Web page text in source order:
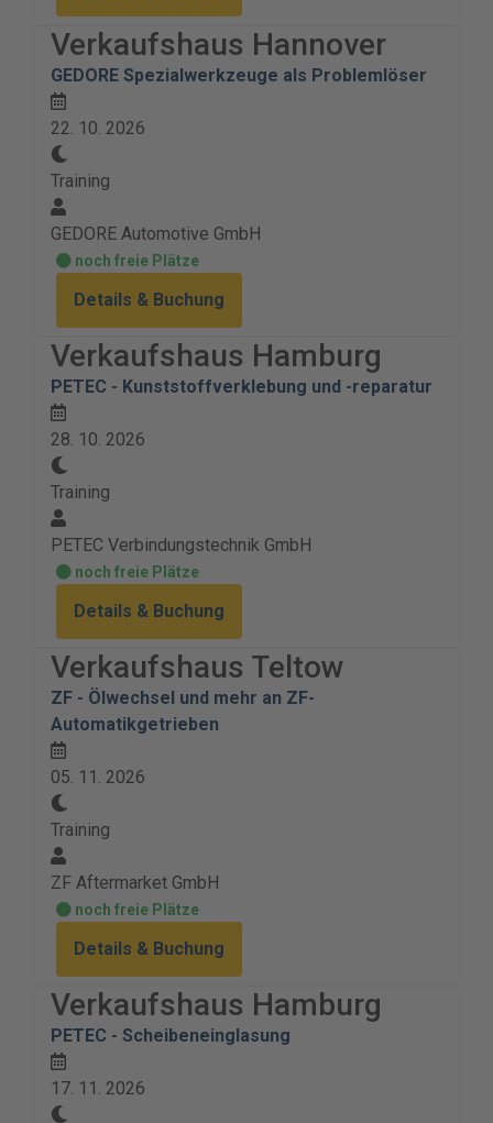
Verkaufshaus Hannover
GEDORE Spezialwerkzeuge als Problemlöser
22. 10. 2026
Training
GEDORE Automotive GmbH
noch freie Plätze
Details & Buchung
Verkaufshaus Hamburg
PETEC - Kunststoffverklebung und -reparatur
28. 10. 2026
Training
PETEC Verbindungstechnik GmbH
noch freie Plätze
Details & Buchung
Verkaufshaus Teltow
ZF - Ölwechsel und mehr an ZF-
Automatikgetrieben
05. 11. 2026
Training
ZF Aftermarket GmbH
noch freie Plätze
Details & Buchung
Verkaufshaus Hamburg
PETEC - Scheibeneinglasung
17. 11. 2026